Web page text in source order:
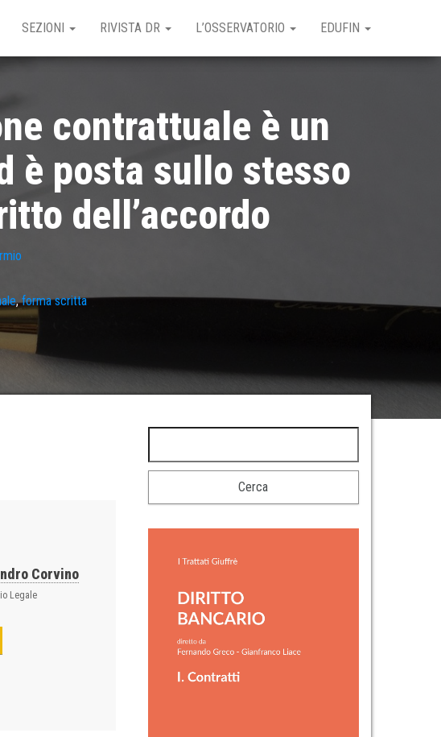
SEZIONI RIVISTA DR L’OSSERVATORIO EDUFIN
contrattuale è un
è posta sullo stesso
dell’accordo
,forma scritta
Corvino
Legale